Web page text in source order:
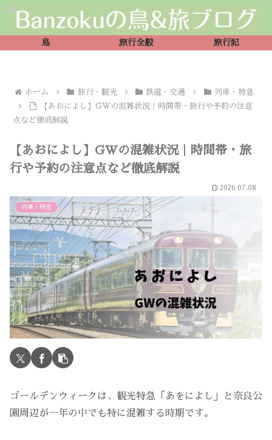
鳥 旅行全般 旅行記
ホーム 旅行・観光 鉄道・交通
列車・特急
【あおによし】GWの混雑状況｜時間帯・旅行や予約の注意
点など徹底解説
【あおによし】GWの混雑状況｜時間帯・旅
行や予約の注意点など徹底解説
2026.07.08
列車・特急
ゴールデンウィークは、観光特急「あをによし」と奈良公
園周辺が一年の中でも特に混雑する時期です。